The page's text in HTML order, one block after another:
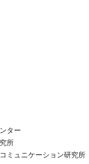
ター
所
ミュニケーション研究所